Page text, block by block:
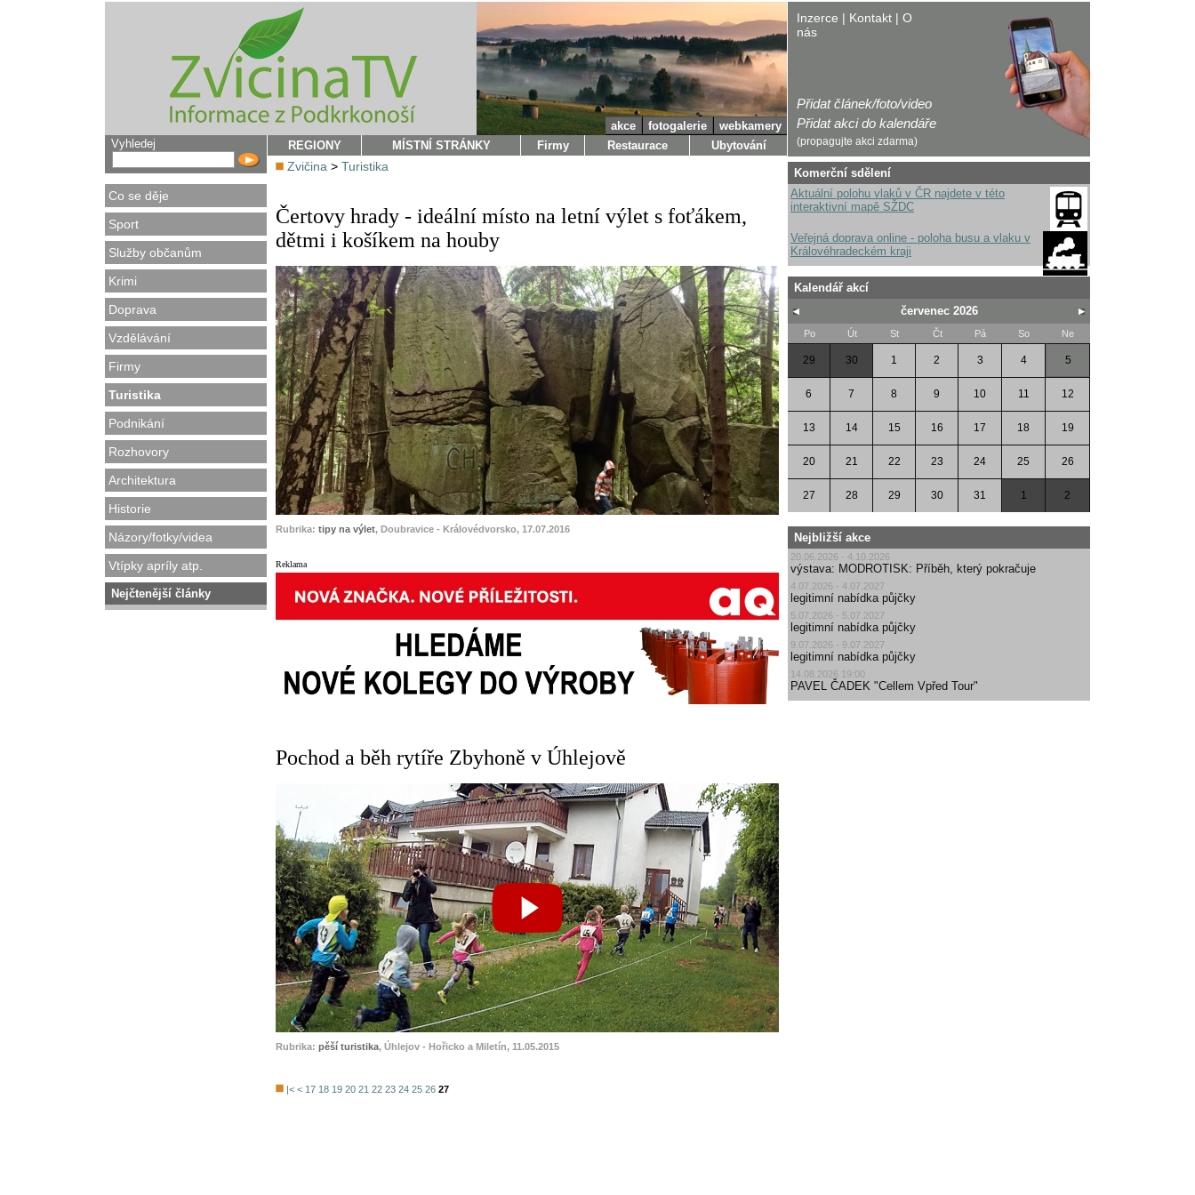
Vyhledej
Co se děje
Sport
Služby občanům
Krimi
Doprava
Vzdělávání
Firmy
Turistika
Podnikání
Rozhovory
Architektura
Historie
Názory/fotky/videa
Vtípky apríly atp.
Nejčtenější články
Inzerce | Kontakt | O
nás
Přidat článek/foto/video
Přidat akci do kalendáře
(propagujte akci zdarma)
akce fotogalerie
webkamery
REGIONY
MÍSTNÍ STRÁNKY Firmy Restaurace Ubytování
Zvičina > Turistika
Čertovy hrady - ideální místo na letní výlet s foťákem,
dětmi i košíkem na houby
Rubrika: tipy na výlet, Doubravice - Královédvorsko, 17.07.2016
Reklama
Pochod a běh rytíře Zbyhoně v Úhlejově
Rubrika: pěší turistika, Úhlejov - Hořicko a Miletín, 11.05.2015
|< < 17 18 19 20 21 22 23 24 25 26 27
Komerční sdělení
Aktuální polohu vlaků v ČR najdete v této
interaktivní mapě SŽDC
Veřejná doprava online - poloha busu a vlaku v
Královéhradeckém kraji
Kalendář akcí
červenec 2026
Po Út St Čt Pá So Ne
29 30 1 2 3 4 5
6 7 8 9 10 11 12
13 14 15 16 17 18 19
20 21 22 23 24 25 26
27 28 29 30 31 1 2
Nejbližší akce
20.06.2026 - 4.10.2026
výstava: MODROTISK: Příběh, který pokračuje
4.07.2026 - 4.07.2027
legitimní nabídka půjčky
5.07.2026 - 5.07.2027
legitimní nabídka půjčky
9.07.2026 - 9.07.2027
legitimní nabídka půjčky
14.08.2026 19:00
PAVEL ČADEK "Cellem Vpřed Tour"